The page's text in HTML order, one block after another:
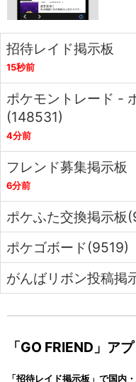
招待レイド掲示板
15秒前
ポケモントレード -
(148531)
4分前
フレンド募集掲示板
6分前
ポケふた交換掲示板
ポケゴボード(9519)
がんばリボン投稿掲
「GO FRIEND」ア
「招待レイド掲示板」で国内